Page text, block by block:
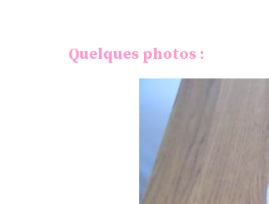
Quelques photos :